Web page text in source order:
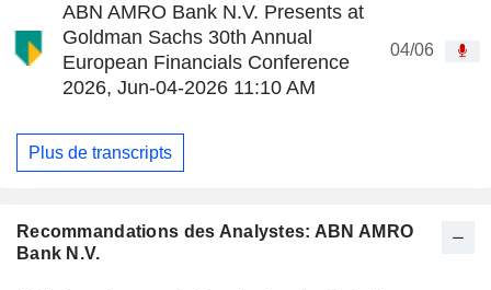
ABN AMRO Bank N.V. Presents at
Goldman Sachs 30th Annual
European Financials Conference
2026, Jun-04-2026 11:10 AM
04/06
Plus de transcripts
Recommandations des Analystes: ABN AMRO
Bank N.V.